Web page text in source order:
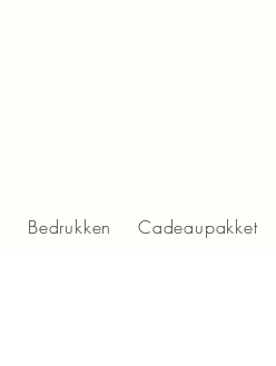
Bedrukken Cadeaupakket